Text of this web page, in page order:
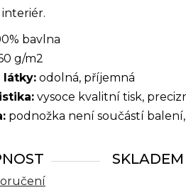
interiér.
bavlna
g/m2
látky: odolná, příjemná
vysoce kvalitní tisk,
podnožka není součástí
SKLADEM